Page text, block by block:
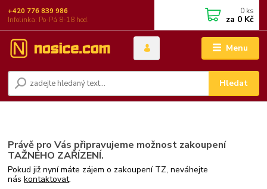
Menu
Hledat
+420 776 839 986
Infolinka: Po-Pá 8-18 hod.
0 ks
za 0 Kč
Právě pro Vás připravujeme možnost zakoupení
TAŽNÉHO ZAŘÍZENÍ.
Pokud již nyní máte zájem o zakoupení TZ, neváhejte
náskontaktovat.